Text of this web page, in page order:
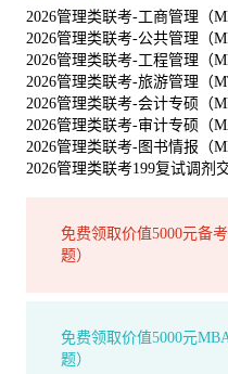
2026管理类联考-工商管理（
2026管理类联考-公共管理（
2026管理类联考-工程管理（
2026管理类联考-旅游管理（
2026管理类联考-会计专硕（
2026管理类联考-审计专硕（
2026管理类联考-图书情报（
2026管理类联考199复试调剂
免费领取价值5000元备
题）
免费领取价值5000元
题）